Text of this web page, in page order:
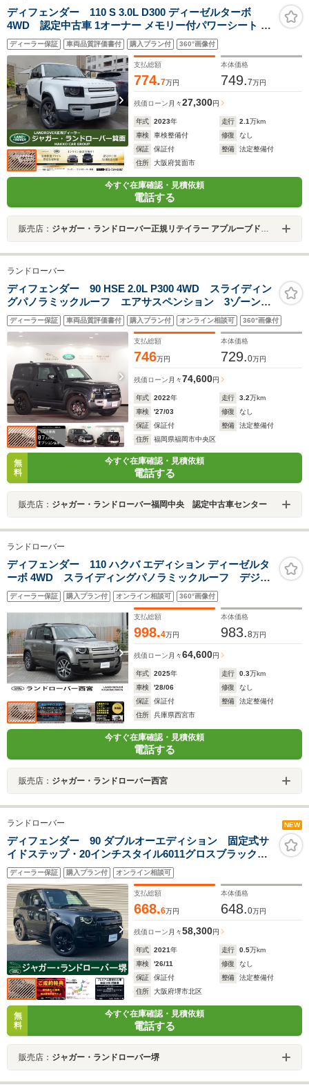
ディフェンダー 110 S 3.0L D300 ディーゼルターボ
4WD 認定中古車 1オーナー メモリー付パワーシート シ
ートヒータ(F) エアサスペンション ACC/LKA/BSM/RTM
AppleCarPlay&Android Auto 3Dサラウンドカメラ 純正
ドラレコ スペアホイールカバー 20インチAW
ディーラー保証 車両品質評価書付 購入プラン付 360°画像付
支払総額
774.7万円
本体価格
749.7万円
残価ローン 月々27,300円
年式 2023年 走行 2.1万km
車検
車検整備付 修復
なし
保証
保証付 整備
法定整備付
住所
大阪府箕面市
今すぐ在庫確認・見積依頼
電話する
販売店： ジャガー・ランドローバー正規リテイラー アプルーブドセンター箕面
ランドローバー
ディフェンダー 90 HSE 2.0L P300 4WD スライディン
グパノラミックルーフ エアサスペンション 3ゾーンエ
アコン 20インチグロスブラックホイル フロントシー
トクーラー&ヒーター プライバシーガラス モルジヌヘ
ッドライニング
ディーラー保証 車両品質評価書付 購入プラン付 オンライン相談可 360°画像付
支払総額
746万円
本体価格
729.0万円
残価ローン 月々74,600円
年式 2022年 走行 3.2万km
車検
'27/03 修復
なし
保証
保証付 整備
法定整備付
住所
福岡県福岡市中央区
無
料
今すぐ在庫確認・見積依頼
電話する
販売店： ジャガー・ランドローバー福岡中央 認定中古車センター
ランドローバー
ディフェンダー 110 ハクバ エディション ディーゼルタ
ーボ 4WD スライディングパノラミックルーフ デジタ
ルインナーミラー ステアリングヒーター メリディア
ンサウンドシステム インテリアライティング フロン
トメモリーシート エアサスペンション ドラレコ
ディーラー保証 購入プラン付 オンライン相談可 360°画像付
支払総額
998.4万円
本体価格
983.8万円
残価ローン 月々64,600円
年式 2025年 走行 0.3万km
車検
'28/06 修復
なし
保証
保証付 整備
法定整備付
住所
兵庫県西宮市
今すぐ在庫確認・見積依頼
電話する
販売店： ジャガー・ランドローバー西宮
ランドローバー NEW
ディフェンダー 90 ダブルオーエディション 固定式サ
イドステップ・20インチスタイル6011グロスブラックア
ロイホイール
ディーラー保証 購入プラン付 オンライン相談可
支払総額
668.6万円
本体価格
648.0万円
残価ローン 月々58,300円
年式 2021年 走行 0.5万km
車検
'26/11 修復
なし
保証
保証付 整備
法定整備付
住所
大阪府堺市北区
無
料
今すぐ在庫確認・見積依頼
電話する
販売店： ジャガー・ランドローバー堺